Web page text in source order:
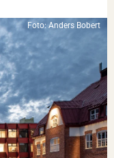
Foto: Anders Bobert